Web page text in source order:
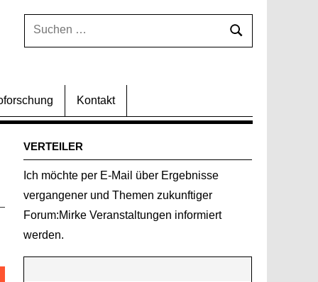
Suchen
Suchen
Kontakt
VERTEILER
Ich möchte per E-Mail über Ergebnisse
vergangener und Themen zukunftiger
Forum:Mirke Veranstaltungen informiert
werden.